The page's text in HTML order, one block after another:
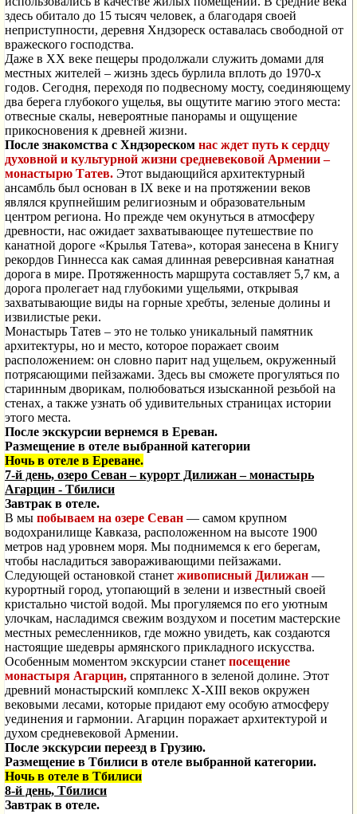
здесь обитало до 15 тысяч человек, а благодаря своей
неприступности, деревня Хндзореск оставалась свободной от
вражеского господства.
Даже в XX веке пещеры продолжали служить домами для
местных жителей – жизнь здесь бурлила вплоть до 1970-х
годов. Сегодня, переходя по подвесному мосту, соединяющему
два берега глубокого ущелья, вы ощутите магию этого места:
отвесные скалы, невероятные панорамы и ощущение
прикосновения к древней жизни.
После знакомства с Хндзореском нас ждет путь к сердцу
духовной и культурной жизни средневековой Армении –
монастырю Татев. Этот выдающийся архитектурный
ансамбль был основан в IX веке и на протяжении веков
являлся крупнейшим религиозным и образовательным
центром региона. Но прежде чем окунуться в атмосферу
древности, нас ожидает захватывающее путешествие по
канатной дороге «Крылья Татева», которая занесена в Книгу
рекордов Гиннесса как самая длинная реверсивная канатная
дорога в мире. Протяженность маршрута составляет 5,7 км, а
дорога пролегает над глубокими ущельями, открывая
захватывающие виды на горные хребты, зеленые долины и
извилистые реки.
Монастырь Татев – это не только уникальный памятник
архитектуры, но и место, которое поражает своим
расположением: он словно парит над ущельем, окруженный
потрясающими пейзажами. Здесь вы сможете прогуляться по
старинным дворикам, полюбоваться изысканной резьбой на
стенах, а также узнать об удивительных страницах истории
этого места.
После экскурсии вернемся в Ереван.
Размещение в отеле выбранной категории
Ночь в отеле в Ереване.
7-й день, озеро Севан – курорт Дилижан – монастырь
Агарцин - Тбилиси
Завтрак в отеле.
В мы побываем на озере Севан — самом крупном
водохранилище Кавказа, расположенном на высоте 1900
метров над уровнем моря. Мы поднимемся к его берегам,
чтобы насладиться завораживающими пейзажами.
Следующей остановкой станет живописный Дилижан —
курортный город, утопающий в зелени и известный своей
кристально чистой водой. Мы прогуляемся по его уютным
улочкам, насладимся свежим воздухом и посетим мастерские
местных ремесленников, где можно увидеть, как создаются
настоящие шедевры армянского прикладного искусства.
Особенным моментом экскурсии станет посещение
монастыря Агарцин, спрятанного в зеленой долине. Этот
древний монастырский комплекс X-XIII веков окружен
вековыми лесами, которые придают ему особую атмосферу
уединения и гармонии. Агарцин поражает архитектурой и
духом средневековой Армении.
После экскурсии переезд в Грузию.
Размещение в Тбилиси в отеле выбранной категории.
Ночь в отеле в Тбилиси
8-й день, Тбилиси
Завтрак в отеле.